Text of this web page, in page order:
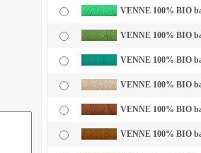
VENNE 100% BIO
VENNE 100% BIO
VENNE 100% BIO
VENNE 100% BIO
VENNE 100% BIO
VENNE 100% BIO